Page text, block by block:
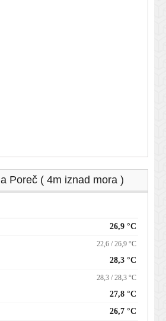
Poreč ( 4m iznad mora )
26,9 °C
22,6 / 26,9 °C
28,3 °C
28,3 / 28,3 °C
27,8 °C
26,7 °C